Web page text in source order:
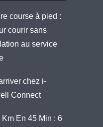
course à pied :
courir sans
au service
chez i-
Connect
En 45 Min : 6